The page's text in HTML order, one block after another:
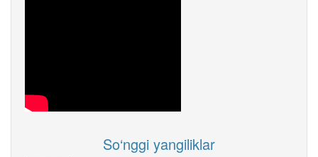
So‘nggi yangiliklar